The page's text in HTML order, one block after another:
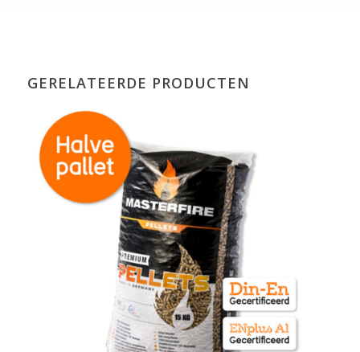
GERELATEERDE PRODUCTEN